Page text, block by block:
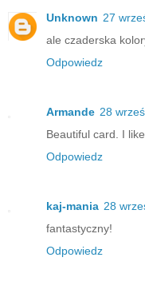
Unknown 27
ale czaderska
Odpowiedz
Armande 28
Beautiful card. I
Odpowiedz
kaj-mania 28
fantastyczny!
Odpowiedz